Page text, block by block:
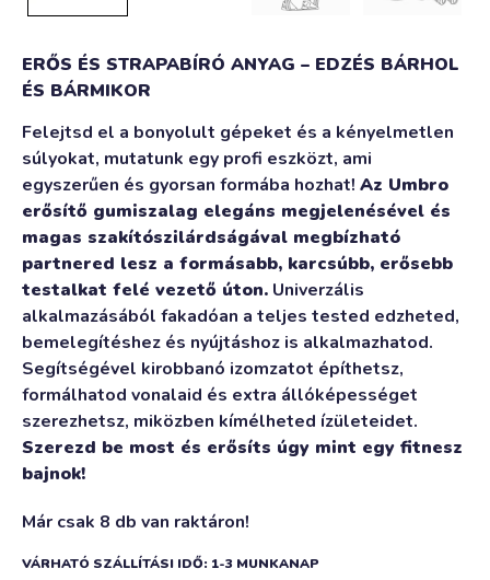
ERŐS ÉS STRAPABÍRÓ ANYAG – EDZÉS BÁRHOL
ÉS BÁRMIKOR
Felejtsd el a bonyolult gépeket és a kényelmetlen
súlyokat, mutatunk egy profi eszközt, ami
egyszerűen és gyorsan formába hozhat! Az Umbro
erősítő gumiszalag elegáns megjelenésével és
magas szakítószilárdságával megbízható
partnered lesz a formásabb, karcsúbb, erősebb
testalkat felé vezető úton. Univerzális
alkalmazásából fakadóan a teljes tested edzheted,
bemelegítéshez és nyújtáshoz is alkalmazhatod.
Segítségével kirobbanó izomzatot építhetsz,
formálhatod vonalaid és extra állóképességet
szerezhetsz, miközben kímélheted ízületeidet.
Szerezd be most és erősíts úgy mint egy fitnesz
bajnok!
Már csak 8 db van raktáron!
VÁRHATÓ SZÁLLÍTÁSI IDŐ: 1-3 MUNKANAP